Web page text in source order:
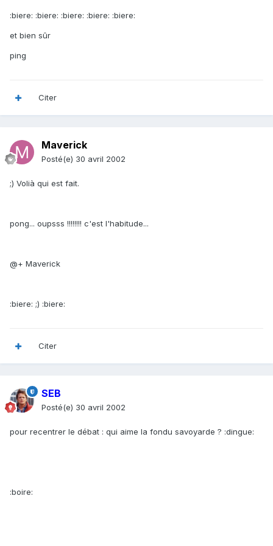
:biere: :biere: :biere: :biere: :biere:
et bien sûr
ping
Citer
Maverick
Posté(e) 30 avril 2002
;) Volià qui est fait.
pong... oupsss !!!!!!!! c'est l'habitude...
@+ Maverick
:biere: ;) :biere:
Citer
SEB
Posté(e) 30 avril 2002
pour recentrer le débat : qui aime la fondu savoyarde ? :dingue:
:boire: